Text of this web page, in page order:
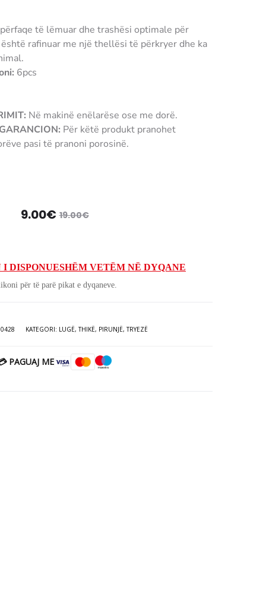
të lëmuar dhe trashësi optimale për
rafinuar me një thellësi të përkryer dhe ka
6pcs
Në makinë enëlarëse ose me dorë.
Për këtë produkt pranohet
pasi të pranoni porosinë.
19.00€
Çmimi
qe:
19.00€.
9.00€
DISPONUESHËM VETËM NË DYQANE
për të parë pikat e dyqaneve.
KATEGORI: LUGË, THIKË, PIRUNJË,TRYEZË
PAGUAJ ME